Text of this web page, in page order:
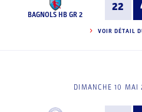
BAGNOLS HB GR 2
22
VOIR DÉTAIL
DIMANCHE 10